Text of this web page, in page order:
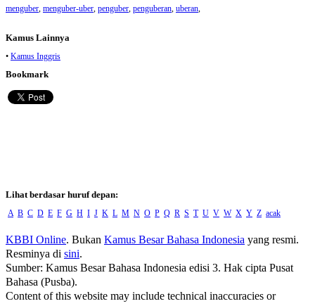
menguber, menguber-uber, penguber, penguberan, uberan,
Kamus Lainnya
• Kamus Inggris
Bookmark
Lihat berdasar huruf depan:
A B C D E F G H I J K L M N O P Q R S T U V W X Y Z acak
KBBI Online. Bukan Kamus Besar Bahasa Indonesia yang resmi.
Resminya di sini.
Sumber: Kamus Besar Bahasa Indonesia edisi 3. Hak cipta Pusat
Bahasa (Pusba).
Content of this website may include technical inaccuracies or